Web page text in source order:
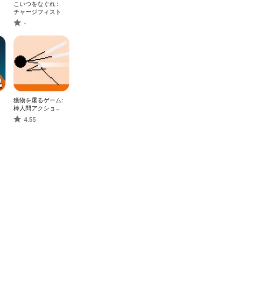
こいつをなぐれ :
チャージフィスト
-
獲物を屠るゲーム:
棒人間アクション
ゲーム
4.55